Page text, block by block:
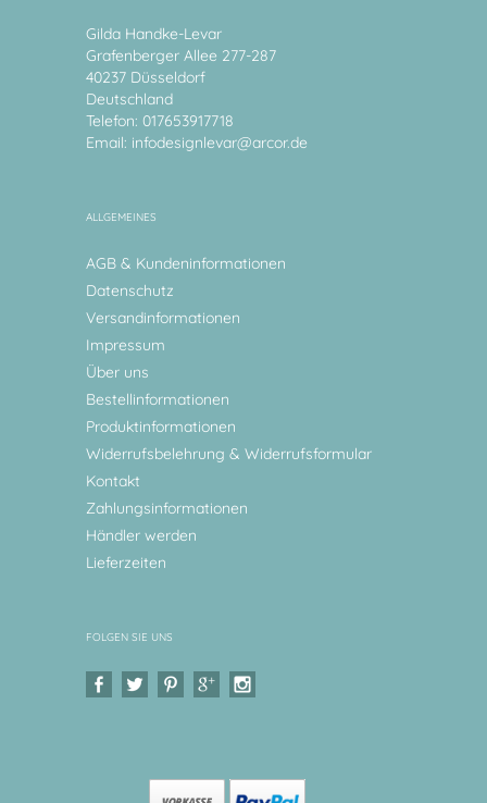
Gilda Handke-Levar
Grafenberger Allee 277-287
40237 Düsseldorf
Deutschland
Telefon: 017653917718
Email: infodesignlevar@arcor.de
ALLGEMEINES
AGB & Kundeninformationen
Datenschutz
Versandinformationen
Impressum
Über uns
Bestellinformationen
Produktinformationen
Widerrufsbelehrung & Widerrufsformular
Kontakt
Zahlungsinformationen
Händler werden
Lieferzeiten
FOLGEN SIE UNS